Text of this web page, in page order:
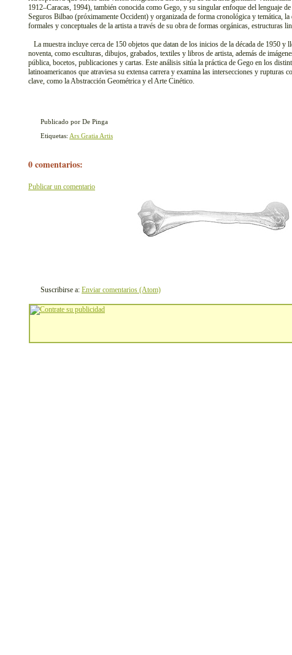
1912–Caracas, 1994), también conocida como Gego, y su singular enfoque del lenguaje
Seguros Bilbao (próximamente Occident) y organizada de forma cronológica y temática, la
formales y conceptuales de la artista a través de su obra de formas orgánicas, estructuras
La muestra incluye cerca de 150 objetos que datan de los inicios de la década de 1950 y
noventa, como esculturas, dibujos, grabados, textiles y libros de artista, además de
pública, bocetos, publicaciones y cartas. Este análisis sitúa la práctica de Gego en los
latinoamericanos que atraviesa su extensa carrera y examina las intersecciones y rupturas
clave, como la Abstracción Geométrica y el Arte Cinético.
Publicado por De Pinga
Etiquetas: Ars Gratia Artis
0 comentarios:
Publicar un comentario
Suscribirse a: Enviar comentarios (Atom)